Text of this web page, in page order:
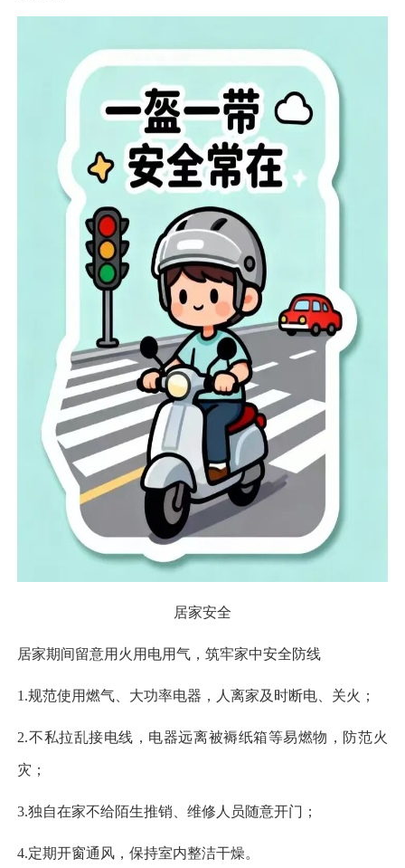
居家安全
居家期间留意用火用电用气，筑牢家中安全防线
1.规范使用燃气、大功率电器，人离家及时断电、关火；
2.不私拉乱接电线，电器远离被褥纸箱等易燃物，防范火
灾；
3.独自在家不给陌生推销、维修人员随意开门；
4.定期开窗通风，保持室内整洁干燥。